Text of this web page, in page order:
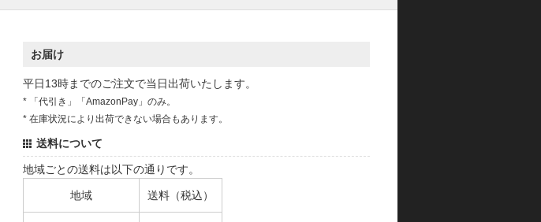
お届け
平日13時までのご注文で当日出荷いたします。
* 「代引き」「AmazonPay」のみ。
* 在庫状況により出荷できない場合もあります。
送料について
地域ごとの送料は以下の通りです。
地域 送料（税込）